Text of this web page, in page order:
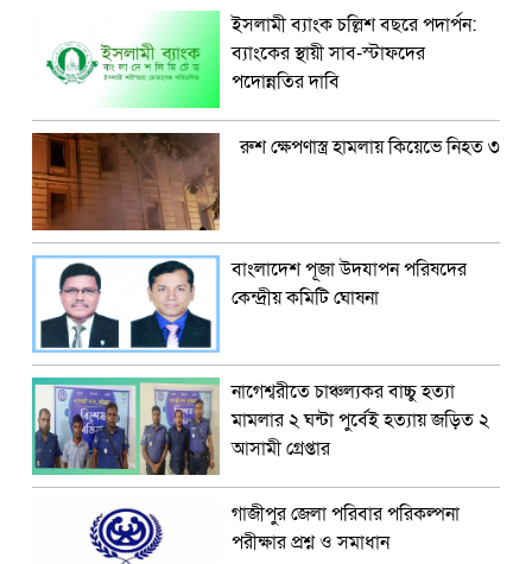
ইসলামী ব্যাংক চল্লিশ বছরে পদার্পন:
ব্যাংকের স্থায়ী সাব-স্টাফদের
পদোন্নতির দাবি
রুশ ক্ষেপণাস্ত্র হামলায় কিয়েভে নিহত ৩
বাংলাদেশ পূজা উদযাপন পরিষদের
কেন্দ্রীয় কমিটি ঘোষনা
নাগেশ্বরীতে চাঞ্চল্যকর বাচ্চু হত্যা
মামলার ২ ঘন্টা পুর্বেই হত্যায় জড়িত ২
আসামী গ্রেপ্তার
গাজীপুর জেলা পরিবার পরিকল্পনা
পরীক্ষার প্রশ্ন ও সমাধান